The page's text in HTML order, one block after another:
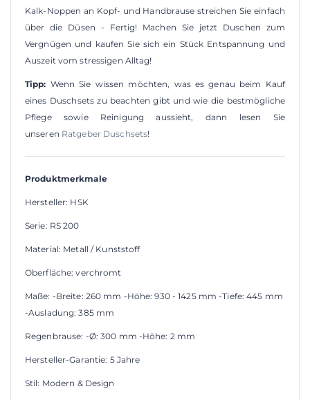
Kalk-Noppen an Kopf- und Handbrause streichen Sie einfach
über die Düsen - Fertig! Machen Sie jetzt Duschen zum
Vergnügen und kaufen Sie sich ein Stück Entspannung und
Auszeit vom stressigen Alltag!
Tipp: Wenn Sie wissen möchten, was es genau beim Kauf
eines Duschsets zu beachten gibt und wie die bestmögliche
Pflege sowie Reinigung aussieht, dann lesen Sie
unseren Ratgeber Duschsets!
Produktmerkmale
Hersteller: HSK
Serie: RS 200
Material: Metall / Kunststoff
Oberfläche: verchromt
Maße: -Breite: 260 mm -Höhe: 930 - 1425 mm -Tiefe: 445 mm
-Ausladung: 385 mm
Regenbrause: -Ø: 300 mm -Höhe: 2 mm
Hersteller-Garantie: 5 Jahre
Stil: Modern & Design